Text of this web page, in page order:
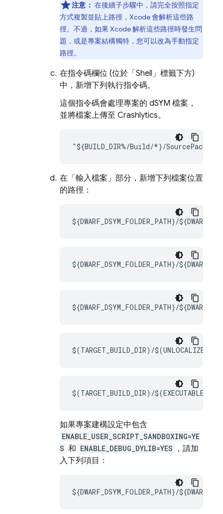
注意： 在後續子步驟中，請完全按照指定
方式複製並貼上路徑，Xcode 會解析這些路
徑。不過，如果 Xcode 解析這些路徑時發生問
題，或是專案結構獨特，您可以改為手動指定
路徑。
在指令碼欄位 (位於「Shell」 標籤下方)
中，新增下列執行指令碼。
這個指令碼會處理專案的 dSYM 檔案，
並將檔案上傳至 Crashlytics。
"${BUILD_DIR%/Build/*}/
在「輸入檔案」 部分，新增下列檔案位置
的路徑：
${DWARF_DSYM_FOLDER_PATH}/
${DWARF_DSYM_FOLDER_PATH}/
${DWARF_DSYM_FOLDER_PATH}/
$(TARGET_BUILD_DIR)/
$(TARGET_BUILD_DIR)/
如果專案建構設定中包含
ENABLE_USER_SCRIPT_SANDBOXING=YE
S 和 ENABLE_DEBUG_DYLIB=YES
，請加
入下列項目：
${DWARF_DSYM_FOLDER_PATH}/